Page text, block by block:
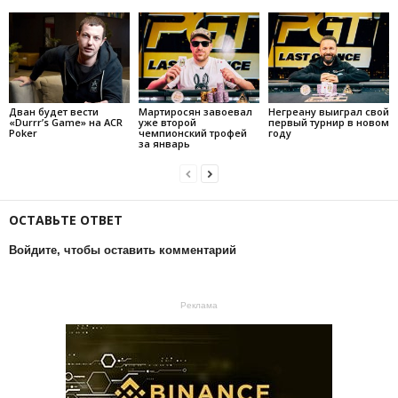
Дван будет вести
«Durrr’s Game» на ACR
Poker
Мартиросян завоевал
уже второй
чемпионский трофей
за январь
Негреану выиграл свой
первый турнир в новом
году
ОСТАВЬТЕ ОТВЕТ
Войдите, чтобы оставить комментарий
Реклама